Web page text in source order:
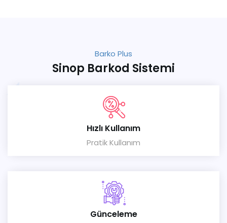
Barko Plus
Sinop Barkod Sistemi
Hızlı Kullanım
Pratik Kullanım
Günceleme